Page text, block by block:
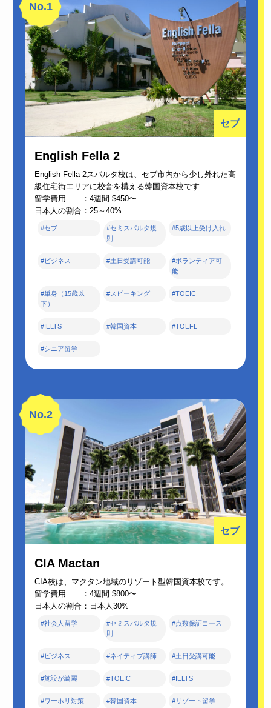
セブ
English Fella 2
English Fella 2スパルタ校は、セブ市内から少し外れた高
級住宅街エリアに校舎を構える韓国資本校です
留学費用 ：4週間 $450〜
日本人の割合：25～40%
#セブ
#セミスパルタ規
則
#5歳以上受け入れ
#ビジネス #土日受講可能
#ボランティア可
能
#単身（15歳以
下）
#スピーキング #TOEIC
#IELTS #韓国資本 #TOEFL
#シニア留学
No.1
セブ
CIA Mactan
CIA校は、マクタン地域のリゾート型韓国資本校です。
留学費用 ：4週間 $800〜
日本人の割合：日本人30%
#社会人留学
#セミスパルタ規
則
#点数保証コース
#ビジネス #ネイティブ講師 #土日受講可能
#施設が綺麗 #TOEIC #IELTS
#ワーホリ対策 #韓国資本 #リゾート留学
No.2